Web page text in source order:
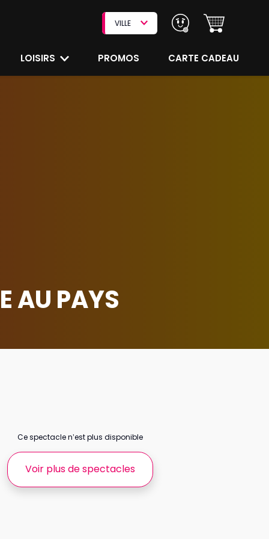
VILLE
LOISIRS PROMOS CARTE CADEAU
AU PAYS
Ce spectacle n’est plus disponible
Voir plus de spectacles